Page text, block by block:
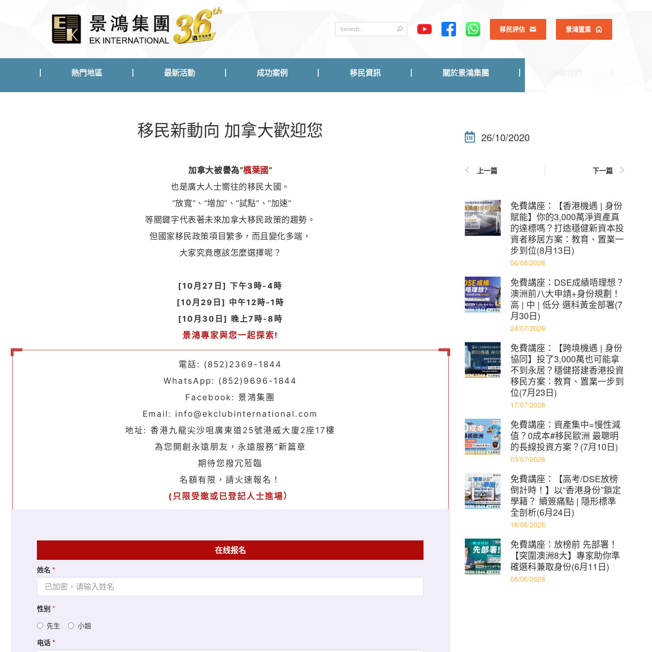
移民評估 景鴻置業
熱門地區 最新活動 成功案例 移民資訊 關於景鴻集團
移民新動向 加拿大歡迎您
加拿大被譽為“楓葉國”
也是廣大人士嚮往的移民大國。
“放寬”、“增加”、“試點”、“加速”
等關鍵字代表著未來加拿大移民政策的趨勢。
但國家移民政策項目繁多，而且變化多端，
大家究竟應該怎麼選擇呢？
[10月27日]下午3時-4時
[10月29日] 中午12 時-1時
[10月30日] 晚上7時-8時
景鴻專家與您一起探索!
電話: (852)2369-1844
WhatsApp: (852)9696-1844
Facebook: 景鴻集團
Email: info@ekclubinternational.com
地址: 香港九龍尖沙咀廣東道25號港威大廈2座17樓
為您開創永遠朋友，永遠服務”新篇章
期待您撥冗蒞臨
名額有限，請火速報名！
(只限受邀或已登記人士進場）
在线报名
姓名 *
性别 *
先生
小姐
电话 *
26/10/2020
上一篇 下一篇
免費講座：【香港機遇 | 身份
賦能】你的3,000萬淨資產真
的達標嗎？打造穩健新資本投
資者移居方案：教育、置業一
步到位(8月13日)
06/08/2026
免費講座：DSE成績唔理想？
澳洲前八大申請+身份規劃！
高 | 中 | 低分 選科黃金部署(7
月30日)
24/07/2026
免費講座：【跨境機遇 | 身份
協同】投了3,000萬也可能拿
不到永居？穩健搭建香港投資
移民方案：教育、置業一步到
位(7月23日)
17/07/2026
免費講座：資產集中=慢性減
值？0成本#移民歐洲 最聰明
的長線投資方案？(7月10日)
03/07/2026
免費講座：【高考/DSE放榜
倒計時！】以“香港身份”鎖定
學籍？ 續簽痛點 | 隱形標準
全剖析(6月24日)
18/06/2026
免費講座：放榜前 先部署！
【突圍澳洲8大】專家助你準
確選科兼取身份(6月11日)
08/06/2026
熱門地區 最新活動